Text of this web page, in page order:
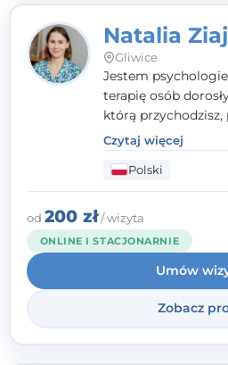
Natalia
Gliwice
Jestem
terapię osób
którą
nawet jeśli wydaje Ci
oceniam;
atmosferze
akceptacji.
Czytaj więcej
Polski
od 200 zł/ wizyta
ONLINE I STACJONARNIE
Umów
Zobacz